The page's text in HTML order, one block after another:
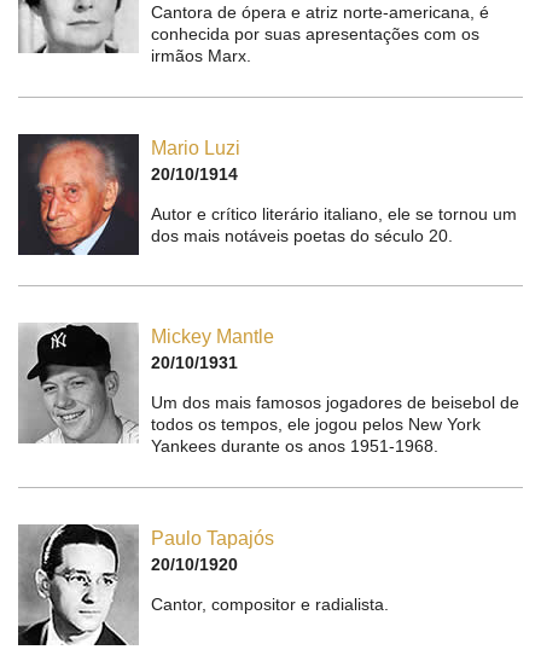
Cantora de ópera e atriz norte-americana, é
conhecida por suas apresentações com os
irmãos Marx.
Mario Luzi
20/10/1914
Autor e crítico literário italiano, ele se tornou um
dos mais notáveis poetas do século 20.
Mickey Mantle
20/10/1931
Um dos mais famosos jogadores de beisebol de
todos os tempos, ele jogou pelos New York
Yankees durante os anos 1951-1968.
Paulo Tapajós
20/10/1920
Cantor, compositor e radialista.